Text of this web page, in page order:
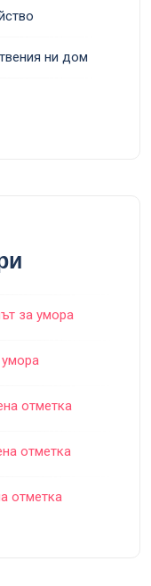
ни дом
за умора
отметка
отметка
отметка